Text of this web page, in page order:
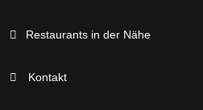
Restaurants in der Nähe
Kontakt